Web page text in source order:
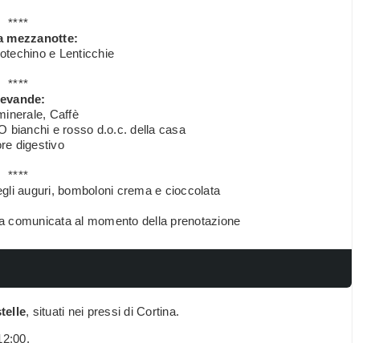
****
mezzanotte:
e Lenticchie
****
Caffè
bianchi e rosso d.o.c. della casa
digestivo
****
auguri, bomboloni crema e cioccolata
comunicata al momento della prenotazione
, situati nei pressi di Cortina.